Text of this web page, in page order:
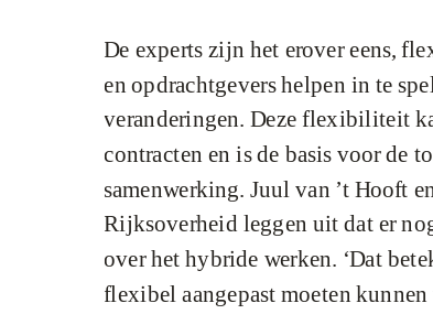
De experts zijn het erover eens,
en opdrachtgevers helpen in te
veranderingen. Deze flexibiliteit
contracten en is de basis voor de
samenwerking. Juul van ’t Hooft
Rijksoverheid leggen uit dat er
over het hybride werken. ‘Dat
flexibel aangepast moeten